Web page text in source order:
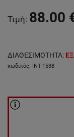
Τιμή: 88.00
ΔΙΑΘΕΣΙΜΟΤΗΤΑ:
κωδικός: INT-1538